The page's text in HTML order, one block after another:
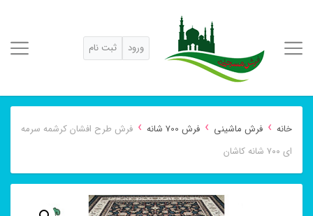
ورود ثبت نام
خانه › فرش ماشینی › فرش 700 شانه › فرش طرح افشان کرشمه سرمه
ای ۷۰۰ شانه کاشان